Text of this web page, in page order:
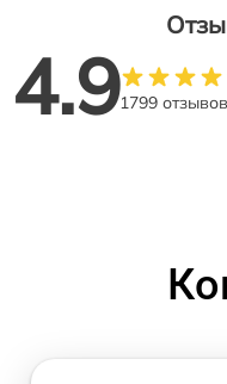
4.91799 отзывов